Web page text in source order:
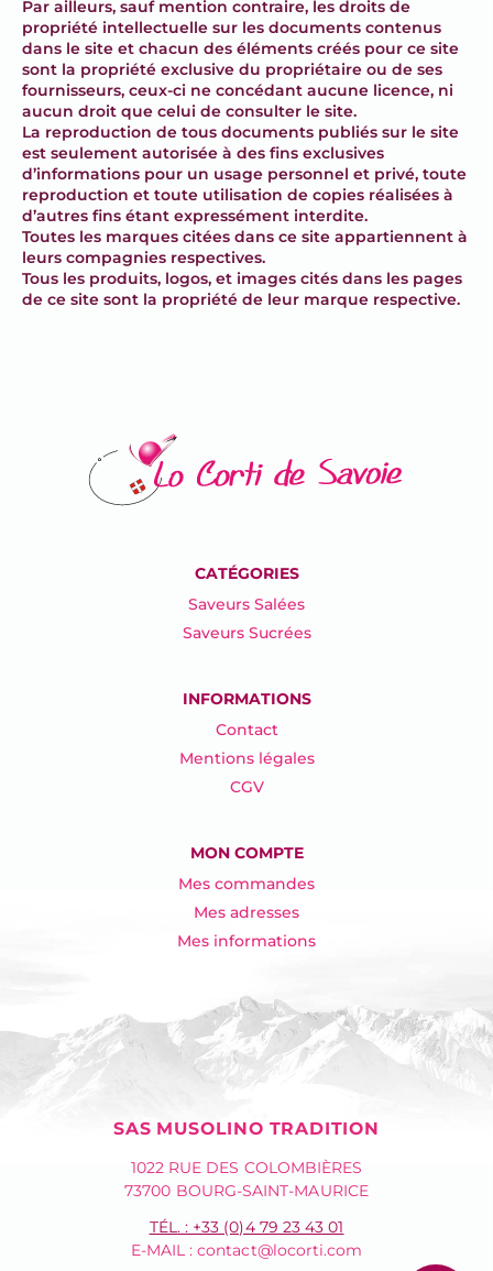
Par ailleurs, sauf mention contraire, les droits de
propriété intellectuelle sur les documents contenus
dans le site et chacun des éléments créés pour ce site
sont la propriété exclusive du propriétaire ou de ses
fournisseurs, ceux-ci ne concédant aucune licence, ni
aucun droit que celui de consulter le site.
La reproduction de tous documents publiés sur le site
est seulement autorisée à des fins exclusives
d’informations pour un usage personnel et privé, toute
reproduction et toute utilisation de copies réalisées à
d’autres fins étant expressément interdite.
Toutes les marques citées dans ce site appartiennent à
leurs compagnies respectives.
Tous les produits, logos, et images cités dans les pages
de ce site sont la propriété de leur marque respective.
CATÉGORIES
Saveurs Salées
Saveurs Sucrées
INFORMATIONS
Contact
Mentions légales
CGV
MON COMPTE
Mes commandes
Mes adresses
Mes informations
SAS MUSOLINO TRADITION
1022 RUE DES COLOMBIÈRES
73700 BOURG-SAINT-MAURICE
TÉL. : +33 (0)4 79 23 43 01
E-MAIL :contact@locorti.com